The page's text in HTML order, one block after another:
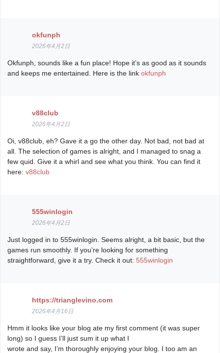
okfunph
2026年4月2日
Okfunph, sounds like a fun place! Hope it’s as good as it sounds
and keeps me entertained. Here is the linkokfunph
v88club
2026年4月2日
Oi, v88club, eh? Gave it a go the other day. Not bad, not bad at
all. The selection of games is alright, and I managed to snag a
few quid. Give it a whirl and see what you think. You can find it
here:v88club
555winlogin
2026年4月2日
Just logged in to 555winlogin. Seems alright, a bit basic, but the
games run smoothly. If you’re looking for something
straightforward, give it a try. Check it out:555winlogin
https://trianglevino.com
2026年4月16日
Hmm it looks like your blog ate my first comment (it was super
long) so I guess I’ll just sum it up what I
wrote and say, I’m thoroughly enjoying your blog. I too am an